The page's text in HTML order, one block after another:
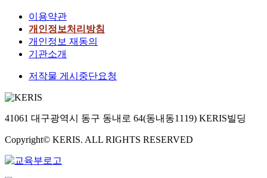
이용약관
개인정보처리방침
개인정보 재동의
기관소개
저작물 게시중단요청
41061 대구광역시 동구 동내로 64(동내동1119) KERIS빌딩
Copyright© KERIS. ALL RIGHTS RESERVED